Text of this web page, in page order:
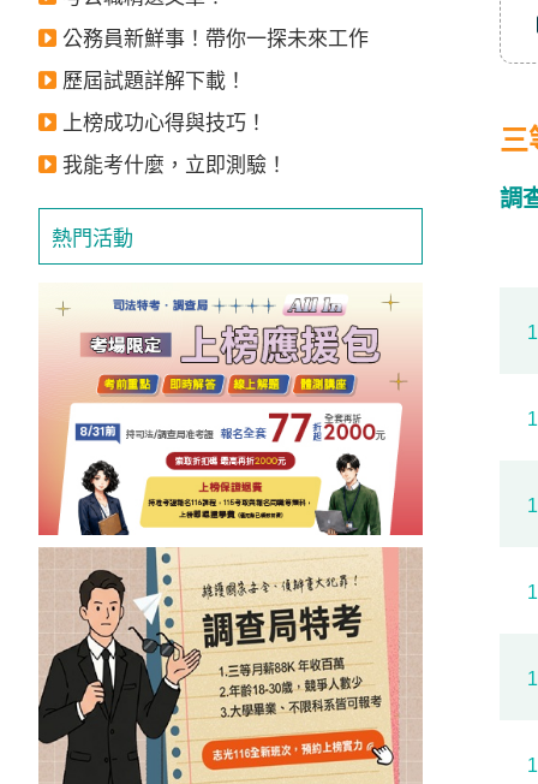
公務員新鮮事！帶你一探未來工作
歷屆試題詳解下載！
上榜成功心得與技巧！
我能考什麼，立即測驗！
熱門活動
三
調